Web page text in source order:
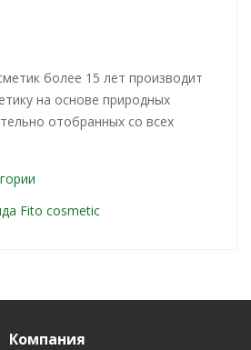
более 15 лет производит
на основе природных
отобранных со всех
Fito сosmetic
Компания